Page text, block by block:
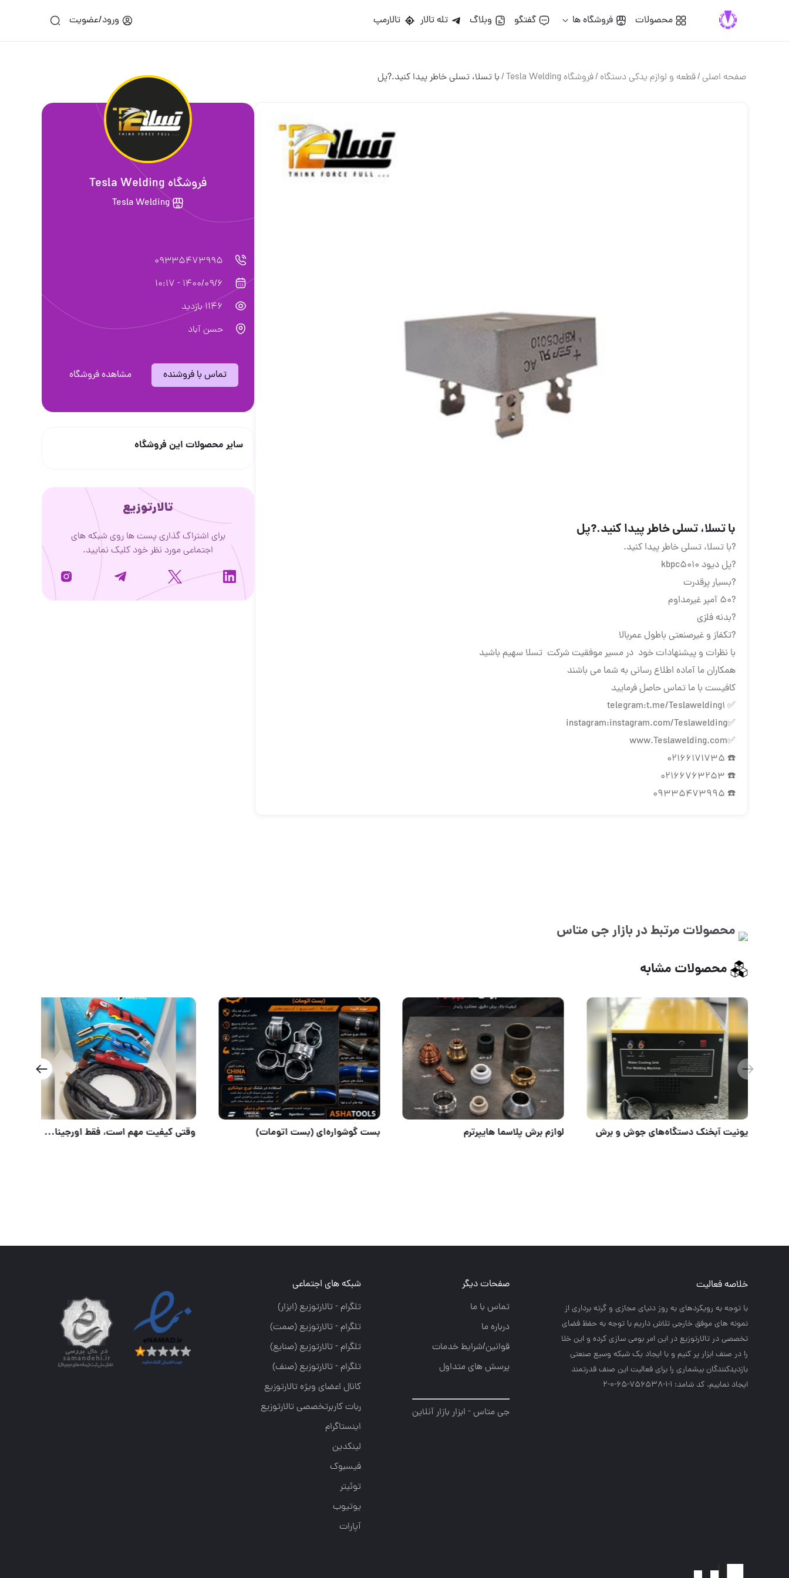
محصولات فروشگاه ها گفتگو وبلاگ تله تالار تالارمپ ورود/عضویت
صفحه اصلی/قطعه و لوازم یدکی دستگاه/فروشگاه Tesla Welding /با تسلا، تسلی خاطر پیدا کنید.?پل
با تسلا، تسلی خاطر پیدا کنید.?پل
?با تسلا، تسلی خاطر پیدا کنید.
?پل دیود kbpc5010
?بسیار پرقدرت
?۵۰ آمپر غیرمداوم
?بدنه فلزی
?تکفاز و غیرصنعتی باطول عمربالا
با نظرات و پیشنهادات خود در مسیر موفقیت شرکت تسلا سهیم باشید
همکاران ما آماده اطلاع رسانی به شما می باشند
کافیست با ما تماس حاصل فرمایید
✅ telegram:t.me/Teslawelding1
✅instagram:instagram.com/Teslawelding
✅www.Teslawelding.com
☎️ 02166171735
☎️ 02166763253
☎️ 09335473995
فروشگاه Tesla Welding
Tesla Welding
09335473995
1400/09/6 - 10:17
1146 بازدید
حسن آباد
تماس با فروشنده مشاهده فروشگاه
سایر محصولات این فروشگاه
تالارتوزیع
برای اشتراک گذاری پست ها روی شبکه های
اجتماعی مورد نظر خود کلیک نمایید.
محصولات مرتبط در بازارجی متاس
محصولات مشابه
کیفیتی که حرفه‌ای‌ها انتخاب می‌کنند... یونیت آبخنک دستگاه‌های جوش و برش لوازم برش پلاسما هایپرترم بست گوشواره‌ای (بست اتومات)
خلاصه فعالیت
با توجه به رويكردهاي به روز دنياي مجازي و گرته برداري از
نمونه هاي موفق خارجي تلاش داريم با توجه به حفظ فضاي
تخصصي در تالارتوزيع در اين امر بومي سازي كرده و اين خلا
را در صنف ابزار پر كنيم و با ايجاد يك شبكه وسيع صنعتي
بازديدكنندگان بيشماري را براي فعاليت اين صنف قدرتمند
ايجاد نماييم. کد شامد: 1-1-756538-65-0-2
صفحات دیگر
تماس با ما
درباره ما
قوانین/شرایط خدمات
پرسش های متداول
جی متاس - ابزار بازار آنلاین
شبکه های اجتماعی
تلگرام - تالارتوزيع (ابزار)
تلگرام - تالارتوزيع (صمت)
تلگرام - تالارتوزيع (صنايع)
تلگرام - تالارتوزیع (صنف)
کانال اعضای ویژه تالارتوزیع
ربات کاربرتخصصی تالارتوزیع
اینستاگرام
لینکدین
فیسبوک
توئیتر
یوتیوب
آپارات